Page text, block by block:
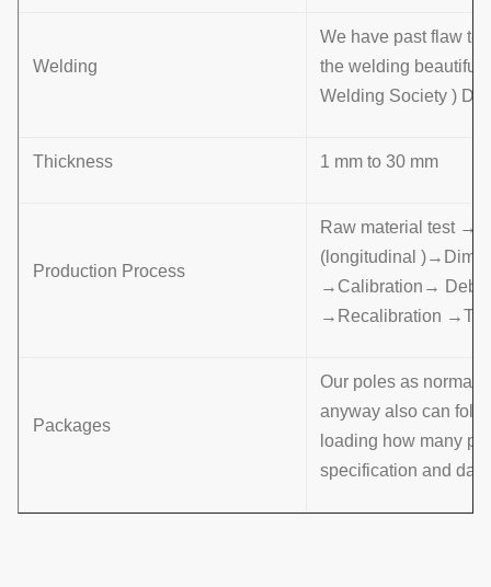
Welding
We have past flaw
the welding beautiful
Welding Society ) D
Thickness 1 mm to 30 mm
Production Process
Raw material test →
(longitudinal
→Calibration→
→Recalibration
Packages
Our poles as normal
anyway also can
loading how many
specification and